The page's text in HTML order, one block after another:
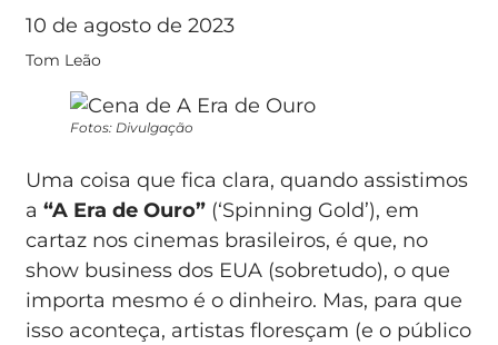
10 de agosto de 2023
Tom Leão
Fotos: Divulgação
Uma coisa que fica clara, quando assistimos
a“A Era de Ouro” (‘Spinning Gold’), em
cartaz nos cinemas brasileiros, é que, no
show business dos EUA (sobretudo), o que
importa mesmo é o dinheiro. Mas, para que
isso aconteça, artistas floresçam (e o público